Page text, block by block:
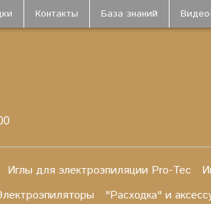
Контакты База знаний
Иглы для электроэпиляции Pro-Tec
"Расходка" и